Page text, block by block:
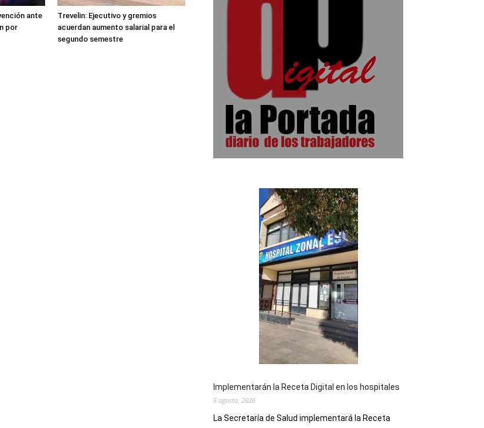
ante
por
Trevelin: Ejecutivo y gremios
acuerdan aumento salarial para el
segundo semestre
Implementarán la Receta Digital en los hospitales
5 agosto, 2026
La Secretaría de Salud implementará la Receta